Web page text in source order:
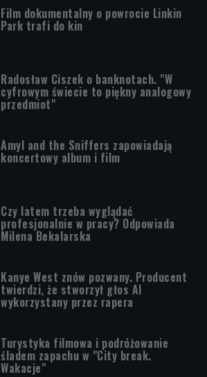
Film dokumentalny o powrocie Linkin
Park trafi do kin
Radosław Ciszek o banknotach. "W
cyfrowym świecie to piękny analogowy
przedmiot"
Amyl and the Sniffers zapowiadają
koncertowy album i film
Czy latem trzeba wyglądać
profesjonalnie w pracy? Odpowiada
Milena Bekalarska
Kanye West znów pozwany. Producent
twierdzi, że stworzył głos AI
wykorzystany przez rapera
Turystyka filmowa i podróżowanie
śladem zapachu w "City break.
Wakacje"